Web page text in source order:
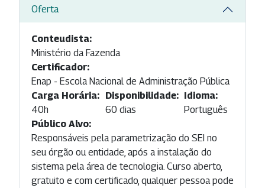
Oferta
Conteudista:
Ministério da Fazenda
Certificador:
Enap - Escola Nacional de Administração Pública
Carga Horária:
40h
Disponibilidade:
60 dias
Idioma:
Português
Público Alvo:
Responsáveis pela parametrização do SEI no
seu órgão ou entidade, após a instalação do
sistema pela área de tecnologia. Curso aberto,
gratuito e com certificado, qualquer pessoa pode